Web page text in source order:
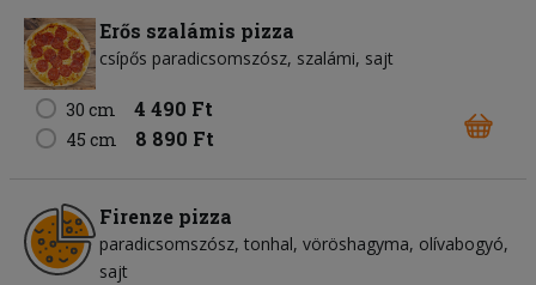
Erős szalámis pizza
csípős paradicsomszósz szalámi sajt
30 cm 4 490 Ft
45 cm 8 890 Ft
Firenze pizza
paradicsomszósz tonhal vöröshagyma olívabogyó
sajt